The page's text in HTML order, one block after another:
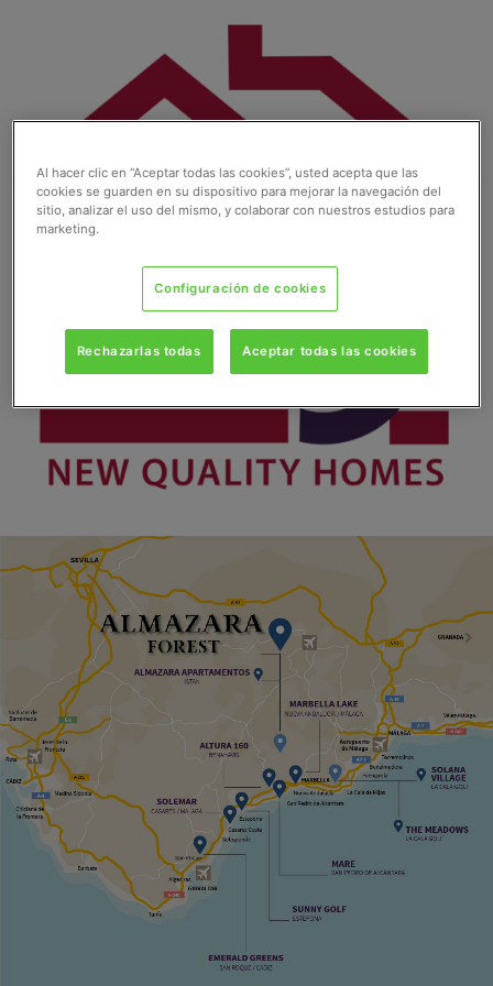
Al hacer clic en “Aceptar todas las cookies”, usted acepta que las
cookies se guarden en su dispositivo para mejorar la navegación del
sitio, analizar el uso del mismo, y colaborar con nuestros estudios para
marketing.
Configuración de cookies
Rechazarlas todas Aceptar todas las cookies